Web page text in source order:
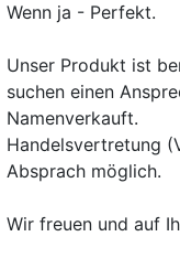
Wenn ja - Perfekt.
Unser Produkt ist
suchen einen
Namenverkauft.
Handelsvertretung
Absprach möglich.
Wir freuen und auf